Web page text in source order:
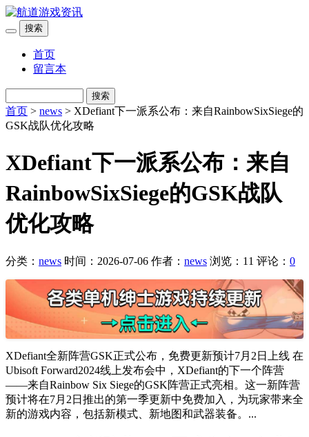
搜索
首页
留言本
搜索
首页 > news > XDefiant下一派系公布：来自RainbowSixSiege的
GSK战队优化攻略
XDefiant下一派系公布：来自
RainbowSixSiege的GSK战队
优化攻略
分类： news 时间：2026-07-06 作者： news 浏览：11 评论： 0
XDefiant全新阵营GSK正式公布，免费更新预计7月2日上线 在
Ubisoft Forward2024线上发布会中，XDefiant的下一个阵营
——来自Rainbow Six Siege的GSK阵营正式亮相。这一新阵营
预计将在7月2日推出的第一季更新中免费加入，为玩家带来全
新的游戏内容，包括新模式、新地图和武器装备。...